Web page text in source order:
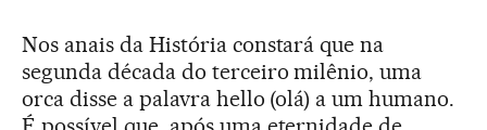
Nos anais da História constará que na
segunda década do terceiro milênio, uma
orca disse a palavra hello (olá) a um humano.